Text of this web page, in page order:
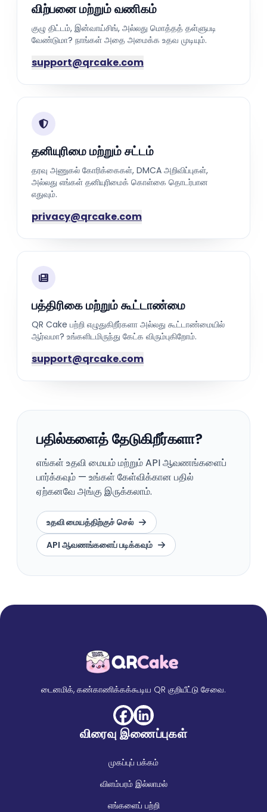
விற்பனை மற்றும் வணிகம்
குழு திட்டம், இன்வாய்சிங், அல்லது மொத்தத் தள்ளுபடி
வேண்டுமா? நாங்கள் அதை அமைக்க உதவ முடியும்.
support@qrcake.com
தனியுரிமை மற்றும் சட்டம்
தரவு அணுகல் கோரிக்கைகள், DMCA அறிவிப்புகள்,
அல்லது எங்கள் தனியுரிமைக் கொள்கை தொடர்பான
எதுவும்.
privacy@qrcake.com
பத்திரிகை மற்றும் கூட்டாண்மை
QR Cake பற்றி எழுதுகிறீர்களா அல்லது கூட்டாண்மையில்
ஆர்வமா? உங்களிடமிருந்து கேட்க விரும்புகிறோம்.
support@qrcake.com
பதில்களைத் தேடுகிறீர்களா?
எங்கள் உதவி மையம் மற்றும் API ஆவணங்களைப்
பார்க்கவும் — உங்கள் கேள்விக்கான பதில்
ஏற்கனவே அங்கு இருக்கலாம்.
உதவி மையத்திற்குச் செல்
API ஆவணங்களைப் படிக்கவும்
டைனமிக், கண்காணிக்கக்கூடிய QR குறியீட்டு சேவை.
விரைவு இணைப்புகள்
முகப்புப் பக்கம்
விளம்பரம் இல்லாமல்
எங்களைப் பற்றி